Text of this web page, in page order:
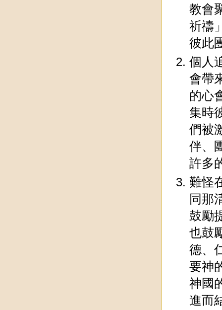
教會
祈禱
彼此
個人
會帶
的心
集時
們被
伴、
許多
難怪
同那
鼓勵
也鼓
德、
要神
神國
進而